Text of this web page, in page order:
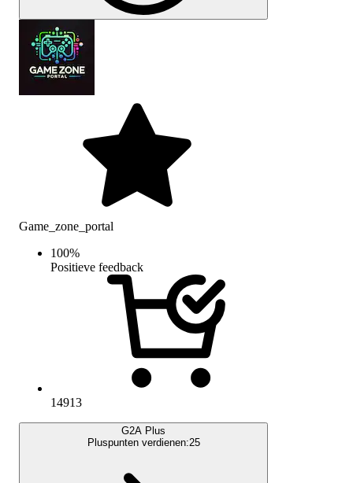
Game_zone_portal
100%
Positieve feedback
14913
G2A Plus
Pluspunten verdienen:25